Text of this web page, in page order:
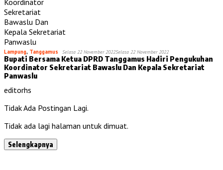
Lampung, Tanggamus Selasa 22 November 2022Selasa 22 November 2022
Bupati Bersama Ketua DPRD Tanggamus Hadiri Pengukuhan
Koordinator Sekretariat Bawaslu Dan Kepala Sekretariat
Panwaslu
editorhs
Tidak Ada Postingan Lagi.
Tidak ada lagi halaman untuk dimuat.
Selengkapnya